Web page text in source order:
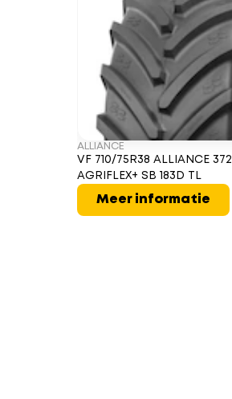
ALLIANCE
VF 710/75R38 ALLIANCE 372
AGRIFLEX+ SB 183D TL
Meer informatie